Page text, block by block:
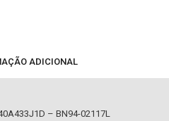
ADICIONAL
– BN94-02117L